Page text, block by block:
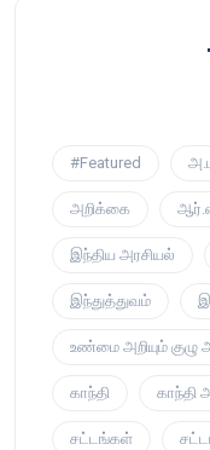
#Featured
அறிக்கை
இந்திய அரசியல்
இந்துத்துவம்
உண்மை அறியும் குழு
காந்தி காந்தி
சட்டங்கள்